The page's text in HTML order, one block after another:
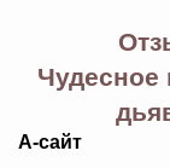
Чудесное
А-сайт